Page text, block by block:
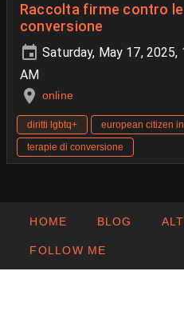
Raccolta firme contro
conversione
Saturday, May 17,
AM
online
diritti lgbtq+ european citizen
terapie di conversione
HOME BLOG
FOLLOW ME